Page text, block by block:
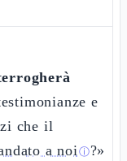
e
che il
a noiⓘ?»